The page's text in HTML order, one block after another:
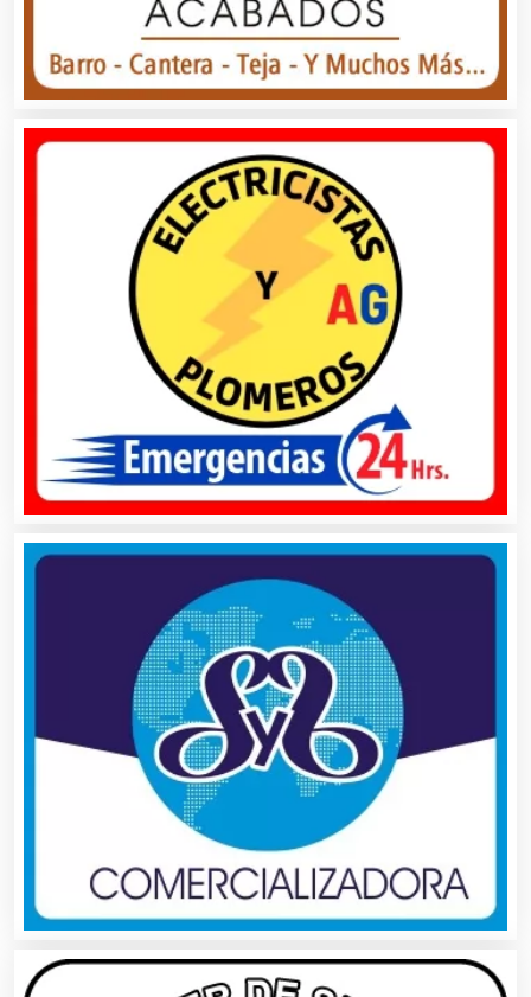
Aluminio
Análisis Clínicos
Análisis de Aguas
Animadores de Eventos
Aparatos y Equipos Eléctricos
Arquitectos
Artes Gráficas
Artesanías
Artículos de Oficina
Artículos de Piel